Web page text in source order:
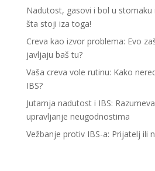
Nadutost, gasovi i bol u stomaku
šta stoji iza toga!
Creva kao izvor problema: Evo
javljaju baš tu?
Vaša creva vole rutinu: Kako
IBS?
Jutarnja nadutost i IBS:
upravljanje neugodnostima
Vežbanje protiv IBS-a: Prijatelj ili